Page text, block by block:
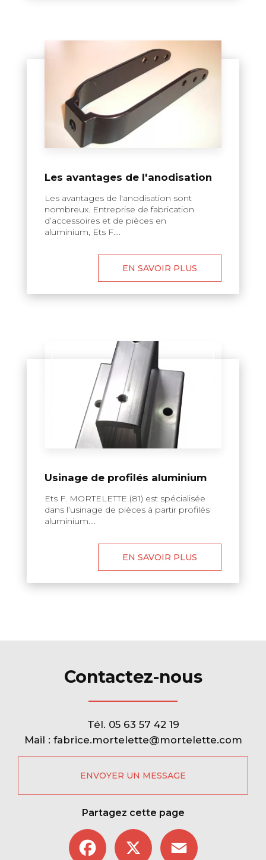
Les avantages de l'anodisation
Les avantages de l'anodisation sont
nombreux. Entreprise de fabrication
d’accessoires et de pièces en
aluminium, Ets F....
EN SAVOIR PLUS
Usinage de profilés aluminium
Ets F. MORTELETTE (81) est spécialisée
dans l’usinage de pièces à partir profilés
aluminium....
EN SAVOIR PLUS
Contactez-nous
Tél. 05 63 57 42 19
Mail : fabrice.mortelette@mortelette.com
ENVOYER UN MESSAGE
Partagez cette page
Facebook